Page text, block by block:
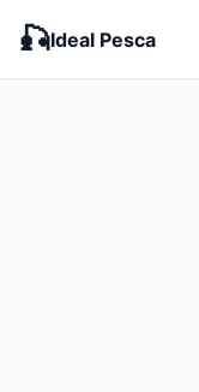
🎣Ideal Pesca